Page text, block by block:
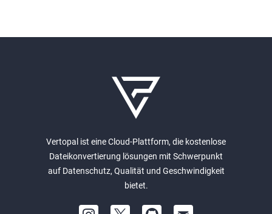
Vertopal ist eine Cloud-Plattform, die kostenlose
Dateikonvertierung lösungen mit Schwerpunkt
auf Datenschutz, Qualität und Geschwindigkeit
bietet.